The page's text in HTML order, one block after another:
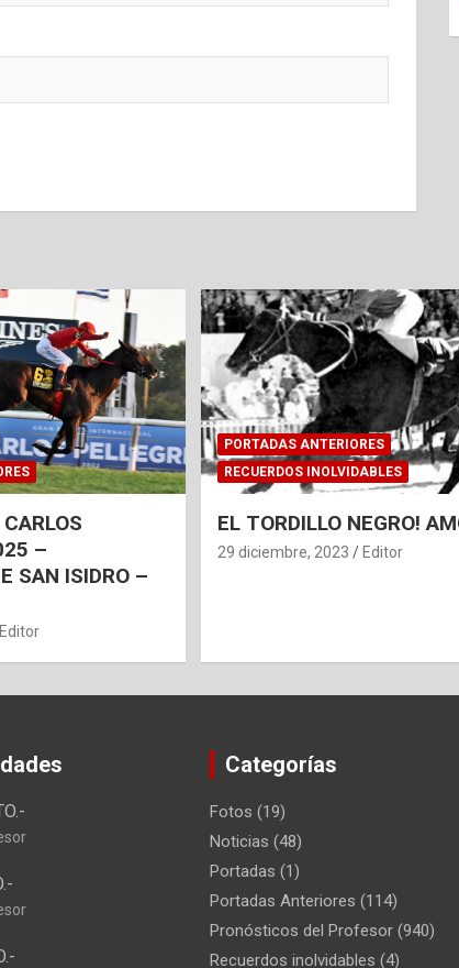
–
SAN ISIDRO –
Editor
PORTADAS ANTERIORES
RECUERDOS INOLVIDABLES
EL TORDILLO NEGRO!
29 diciembre, 2023 Editor
Categorías
Fotos (19)
Noticias (48)
Portadas (1)
Portadas Anteriores (114)
Pronósticos del Profesor (940)
Recuerdos inolvidables (4)